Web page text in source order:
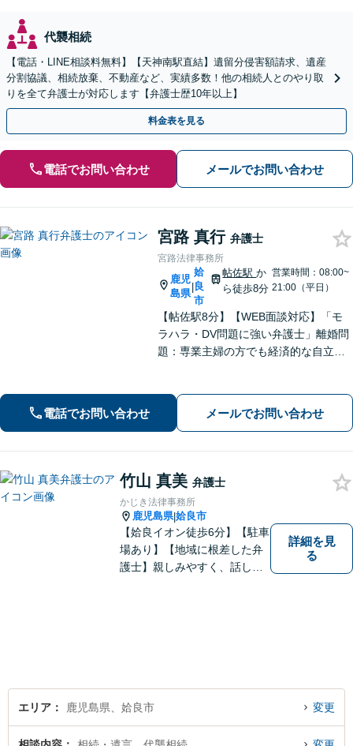
代襲相続
【電話・LINE相談料無料】【天神南駅直結】遺留分侵害額請求、遺産
分割協議、相続放棄、不動産など、実績多数！他の相続人とのやり取
りを全て弁護士が対応します【弁護士歴10年以上】
料金表を見る
電話でお問い合わせ メールでお問い合わせ
宮路 真行 弁護士
宮路法律事務所
鹿児
島県
|
姶
良
市
帖佐駅か
ら徒歩8分
営業時間：08:00~
21:00（平日）
【帖佐駅8分】【WEB面談対応】「モ
ラハラ・DV問題に強い弁護士」離婚問
題：専業主婦の方でも経済的な自立に
の返済に追われる自転車操業状態の方
もご相談ください」【休日・夜間相談
電話でお問い合わせ メールでお問い合わせ
竹山 真美 弁護士
かじき法律事務所
鹿児島県|姶良市
【姶良イオン徒歩6分】【駐車
場あり】【地域に根差した弁
護士】親しみやすく、話しや
詳細を見
る
エリア 鹿児島県、姶良市 変更